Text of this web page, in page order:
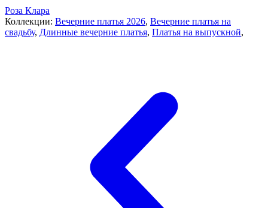
Роза Клара
Коллекции: Вечерние платья 2026, Вечерние платья на
свадьбу, Длинные вечерние платья, Платья на выпускной,